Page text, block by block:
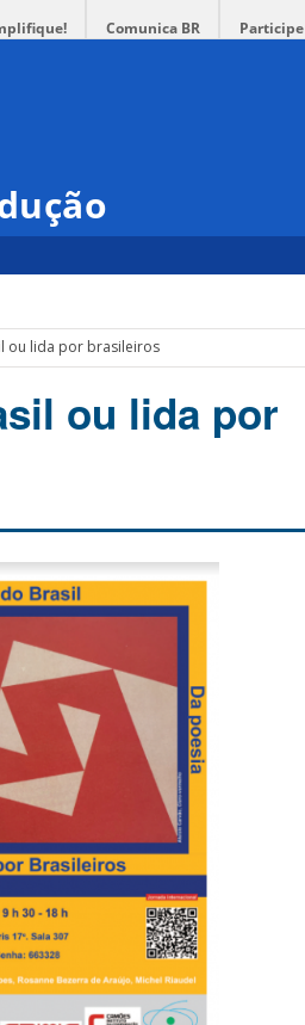
Comunica BR Participe
ou lida por brasileiros
ou lida por